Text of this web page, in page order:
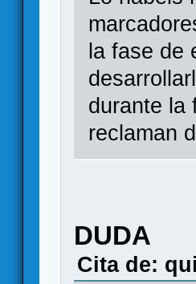
la fase de
durante la
reclaman
DUDA
Cita de: